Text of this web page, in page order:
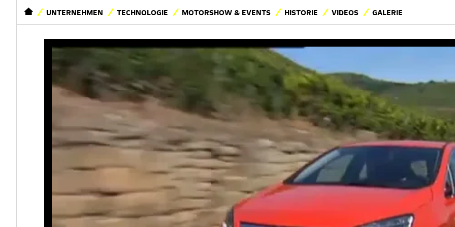
STARTSEITEUNTERNEHMEN TECHNOLOGIE MOTORSHOW & EVENTS HISTORIE VIDEOS GALERIE